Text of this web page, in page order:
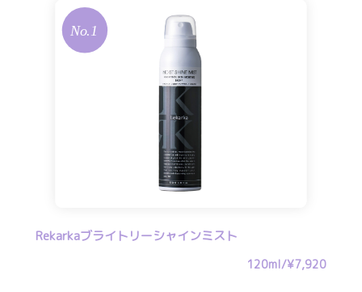
Rekarkaブライトリーシャインミスト
120ml/¥7,920